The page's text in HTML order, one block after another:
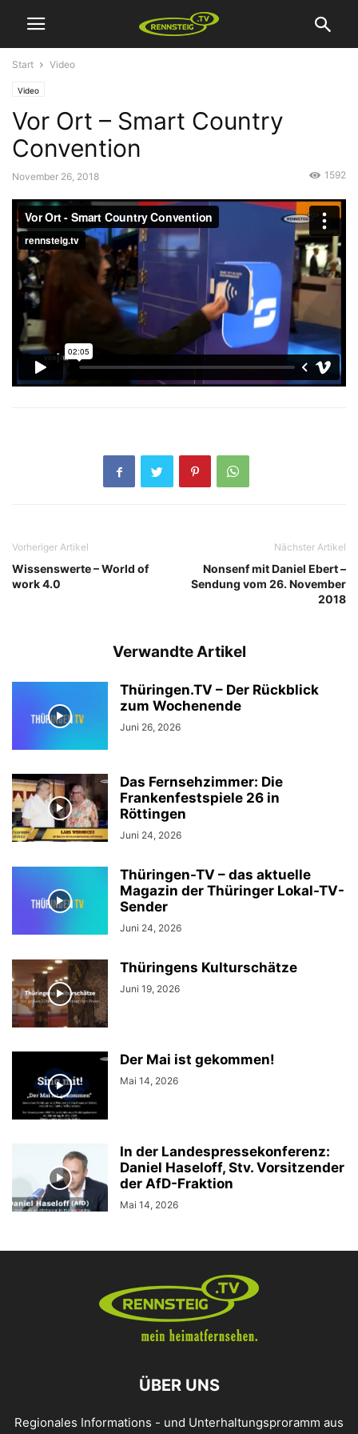
Start Video
Video
Vor Ort – Smart Country
Convention
November 26, 2018 1592
Vorheriger Artikel
Wissenswerte – World of
work 4.0
Nächster Artikel
Nonsenf mit Daniel Ebert –
Sendung vom 26. November
2018
Verwandte Artikel
Thüringen.TV – Der Rückblick
zum Wochenende
Juni 26, 2026
Das Fernsehzimmer: Die
Frankenfestspiele 26 in
Röttingen
Juni 24, 2026
Thüringen-TV – das aktuelle
Magazin der Thüringer Lokal-TV-
Sender
Juni 24, 2026
Thüringens Kulturschätze
Juni 19, 2026
Der Mai ist gekommen!
Mai 14, 2026
In der Landespressekonferenz:
Daniel Haseloff, Stv. Vorsitzender
der AfD-Fraktion
Mai 14, 2026
ÜBER UNS
Regionales Informations - und Unterhaltungsproramm aus